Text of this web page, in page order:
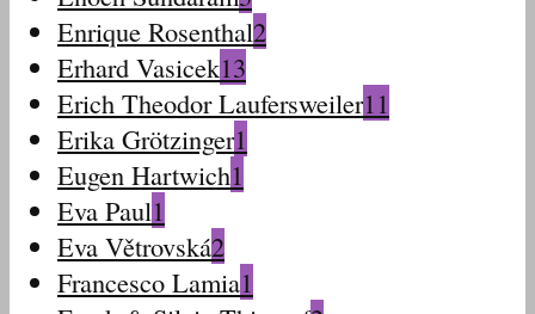
Enrique Rosenthal2
Erhard Vasicek13
Erich Theodor Laufersweiler11
Erika Grötzinger1
Eugen Hartwich1
Eva Paul1
Eva Větrovská2
Francesco Lamia1